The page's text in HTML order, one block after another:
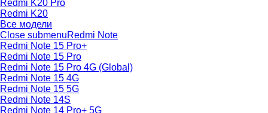
Redmi K20 Pro
Redmi K20
Все модели
Close submenuRedmi Note
Redmi Note 15 Pro+
Redmi Note 15 Pro
Redmi Note 15 Pro 4G (Global)
Redmi Note 15 4G
Redmi Note 15 5G
Redmi Note 14S
Redmi Note 14 Pro+ 5G